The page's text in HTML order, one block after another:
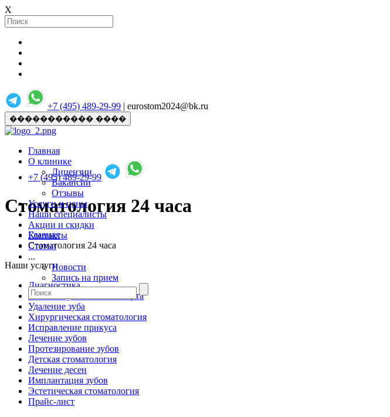
X
+7 (495) 489-29-99 | eurostom2024@bk.ru
����������� ����
Главная
О клинике
Лицензии
Вакансии
Отзывы
Услуги и цены
Наши специалисты
Акции и скидки
Контакты
Статьи
...
Новости
Запись на прием
+7 (495) 489-29-99
Стоматология 24 часа
Главная
Стоматология 24 часа
Наши услуги
Диагностика
Гигиена зубов и полости рта
Удаление зуба
Хирургическая стоматология
Исправление прикуса
Лечение зубов
Протезирование зубов
Детская стоматология
Лечение десен
Имплантация зубов
Эстетическая стоматология
Прайс-лист